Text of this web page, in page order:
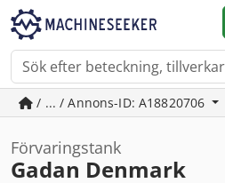
/ ... / Annons-ID: A18820706
Förvaringstank
Gadan Denmark